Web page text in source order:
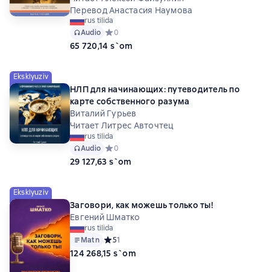
Перевод Анастасия Наумова
rus tilida
Audio Средний рейтинг 0 на основе 0 оценок
0
65 720,14 s`om
Eksklyuziv
НЛП для начинающих: путеводитель по
карте собственного разума
Виталий Гурьев
Читает Литрес Авточтец
rus tilida
Audio Средний рейтинг 0 на основе 0 оценок
0
29 127,63 s`om
Eksklyuziv
Заговори, как можешь только ты!
Евгений Шматко
rus tilida
Matn Средний рейтинг 5 на основе 1 оценок
51
124 268,15 s`om